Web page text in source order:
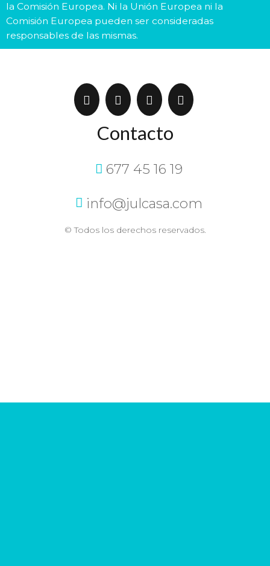
la Comisión Europea. Ni la Unión Europea ni la
Comisión Europea pueden ser consideradas
responsables de las mismas.
Contacto
677 45 16 19
info@julcasa.com
© Todos los derechos reservados.